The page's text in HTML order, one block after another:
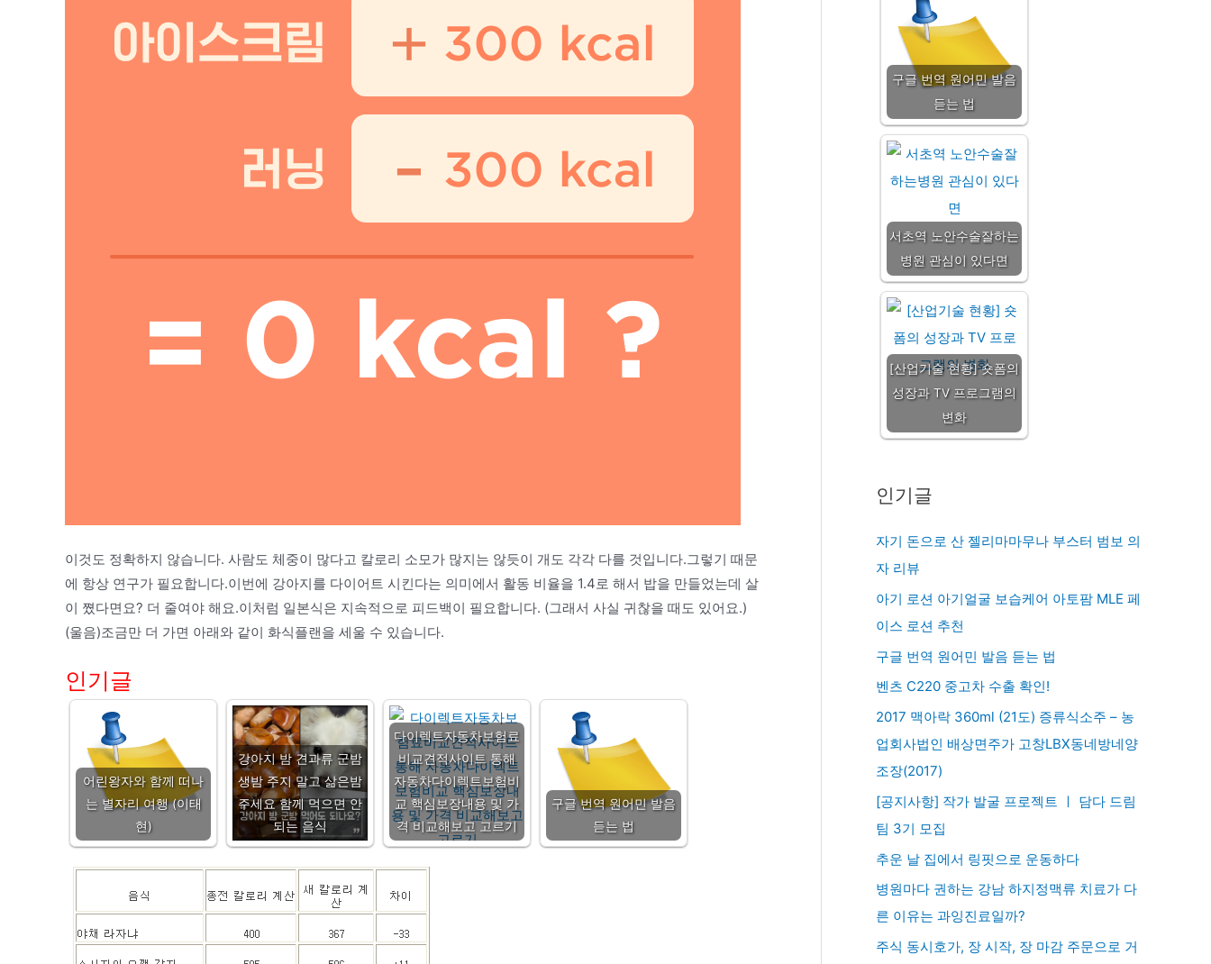
이것도 정확하지 않습니다. 사람도 체중이 많다고 칼로리 소모가 많지는 않듯이 개도 각각 다를 것입니다.그렇기 때문
에 항상 연구가 필요합니다.이번에 강아지를 다이어트 시킨다는 의미에서 활동 비율을 1.4로 해서 밥을 만들었는데 살
이 쪘다면요? 더 줄여야 해요.이처럼 일본식은 지속적으로 피드백이 필요합니다. (그래서 사실 귀찮을 때도 있어요.)
(울음)조금만 더 가면 아래와 같이 화식플랜을 세울 수 있습니다.
인기글
어린왕자와 함께 떠나
는 별자리 여행 (이태
현)
강아지 밤 견과류 군밤
생밤 주지 말고 삶은밤
주세요 함께 먹으면 안
되는 음식
다이렉트자동차보험료
비교견적사이트 통해
자동차다이렉트보험비
교 핵심보장내용 및 가
격 비교해보고 고르기
구글 번역 원어민 발음
듣는 법
구글 번역 원어민 발음
듣는 법
서초역 노안수술잘하는
병원 관심이 있다면
[산업기술 현황] 숏폼의
성장과 TV 프로그램의
변화
인기글
자기 돈으로 산 젤리마마무나 부스터 범보 의
자 리뷰
아기 로션 아기얼굴 보습케어 아토팜 MLE 페
이스 로션 추천
구글 번역 원어민 발음 듣는 법
벤츠 C220 중고차 수출 확인!
2017 맥아락 360ml (21도) 증류식소주 – 농
업회사법인 배상면주가 고창LBX동네방네양
조장(2017)
[공지사항] 작가 발굴 프로젝트 ㅣ 담다 드림
팀 3기 모집
추운 날 집에서 링핏으로 운동하다
병원마다 권하는 강남 하지정맥류 치료가 다
른 이유는 과잉진료일까?
주식 동시호가, 장 시작, 장 마감 주문으로 거